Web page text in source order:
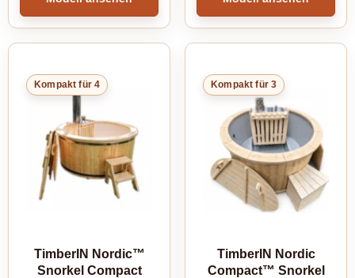
Kompakt für 4
TimberIN Nordic™
Snorkel Compact
Kompakt für 3
TimberIN Nordic
Compact™ Snorkel